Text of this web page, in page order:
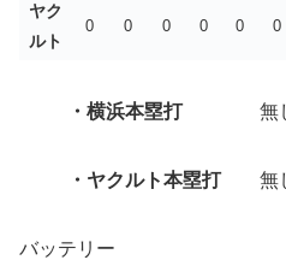
ヤク
ルト
0 0 0 0 0 0
・横浜本塁打無
・ヤクルト本塁打無
バッテリー